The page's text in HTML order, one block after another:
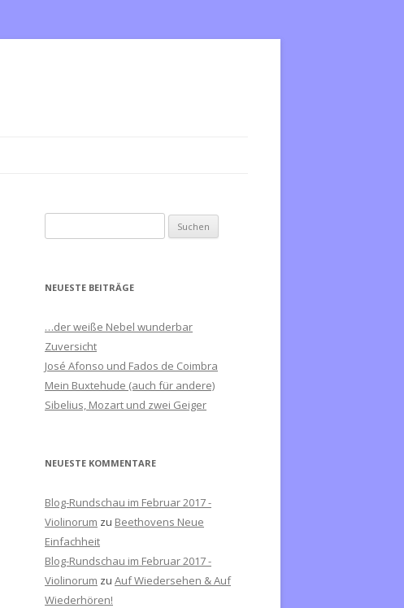
u
h
n
a
c
h
NEUESTE BEITRÄGE
…der weiße Nebel wunderbar
Zuversicht
José Afonso und Fados de Coimbra
Mein Buxtehude (auch für andere)
Sibelius, Mozart und zwei Geiger
NEUESTE KOMMENTARE
Blog-Rundschau im Februar 2017 -
Violinorum zu Beethovens Neue
Einfachheit
Blog-Rundschau im Februar 2017 -
Violinorum zu Auf Wiedersehen & Auf
Wiederhören!